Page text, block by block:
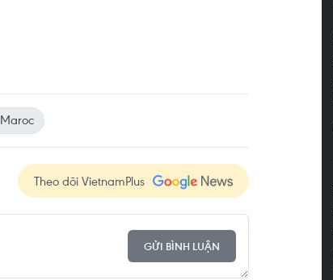
Maroc
Theo dõi VietnamPlus
GỬI BÌNH LUẬN